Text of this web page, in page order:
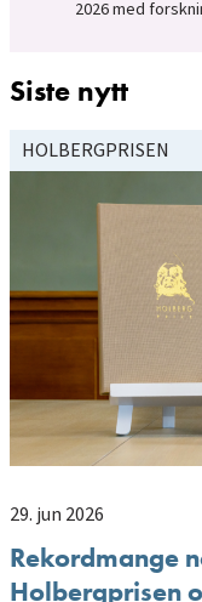
2026 med
Siste nytt
HOLBERGPRISEN
29. jun 2026
Rekordmange
Holbergprisen